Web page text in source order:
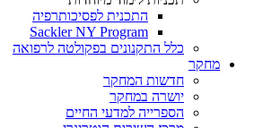
התכנית לפסיכותרפיה
Sackler NY Program
כלל התקנונים בפקולטה לרפואה
מחקר
חדשות המחקר
יושרה במחקר
הספרייה למדעי החיים